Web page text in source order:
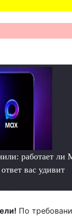
работает ли
вас удивит
По